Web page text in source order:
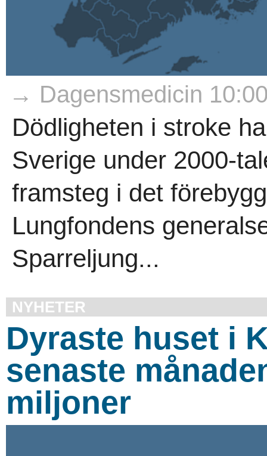
→ Dagensmedicin
Dödligheten i stroke
Sverige under 2000-
framsteg i det
Lungfondens
Sparreljung...
NYHETER
Dyraste huset i
senaste
miljoner